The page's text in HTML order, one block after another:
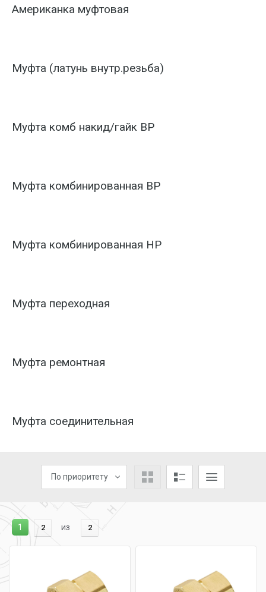
Американка муфтовая
Муфта (латунь внутр.резьба)
Муфта комб накид/гайк ВР
Муфта комбинированная ВР
Муфта комбинированная НР
Муфта переходная
Муфта ремонтная
Муфта соединительная
По приоритету
1 2 из 2